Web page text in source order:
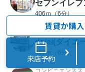
セブンイレ
406ｍ（6分）
スーパー
daiei(ダイエ
457ｍ（6分）
賃貸か購
来店予約